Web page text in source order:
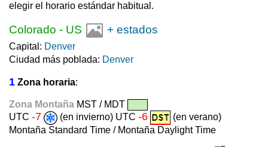
elegir el horario estándar habitual.
Colorado - US + estados
Capital: Denver
Ciudad más poblada: Denver
1 Zona horaria:
Zona Montaña MST / MDT
UTC -7 (en invierno) UTC -6
(en verano)
Montaña Standard Time / Montaña Daylight Time